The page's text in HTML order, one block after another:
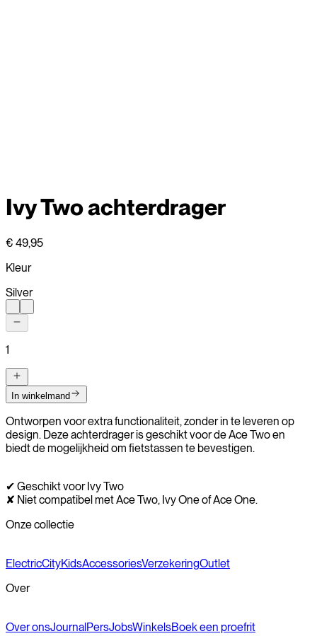
Ivy Two achterdrager
€ 49,95
Kleur
Silver
1
In winkelmand
Ontworpen voor extra functionaliteit, zonder in te leveren op
design. Deze achterdrager is geschikt voor de Ace Two en
biedt de mogelijkheid om fietstassen te bevestigen.
✔ Geschikt voor Ivy Two
✘ Niet compatibel met Ace Two, Ivy One of Ace One.
Onze collectie
ElectricCityKidsAccessoriesVerzekeringOutlet
Over
Over onsJournalPersJobsWinkelsBoek een proefrit